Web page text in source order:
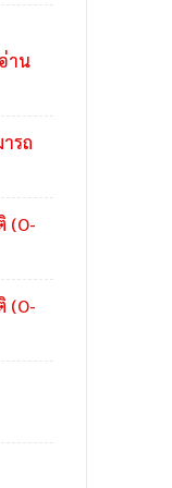
าน
รถ
(O-
(O-